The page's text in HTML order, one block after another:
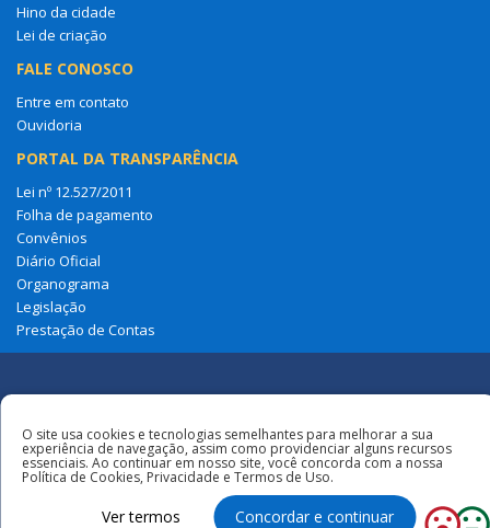
Hino da cidade
Lei de criação
FALE CONOSCO
Entre em contato
Ouvidoria
PORTAL DA TRANSPARÊNCIA
Lei nº 12.527/2011
Folha de pagamento
Convênios
Diário Oficial
Organograma
Legislação
Prestação de Contas
Sociais
Todos os direitos reservados à Câmara
Municipal de Amapá Do Maranhão
O site usa cookies e tecnologias semelhantes para melhorar a sua
experiência de navegação, assim como providenciar alguns recursos
essenciais. Ao continuar em nosso site, você concorda com a nossa
Política de Cookies, Privacidade e Termos de Uso.
Ver termos Concordar e continuar